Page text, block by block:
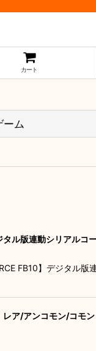
カート
ーム
タル版連動シリアル
FB10】デジタル
ア/アンコモン/コモ